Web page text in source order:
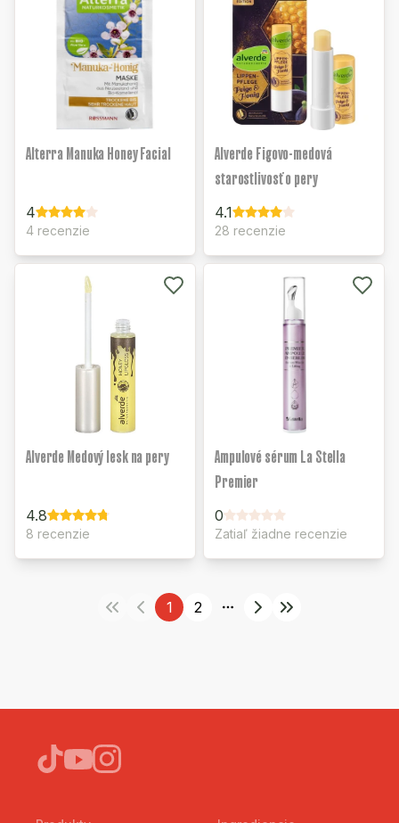
Alterra Manuka Honey Facial
4
4 recenzie
Alverde Figovo-medová
starostlivosť o pery
4.1
28 recenzie
Alverde Medový lesk na pery
4.8
8 recenzie
Ampulové sérum La Stella
Premier
0
Zatiaľ žiadne recenzie
1 2
More pages